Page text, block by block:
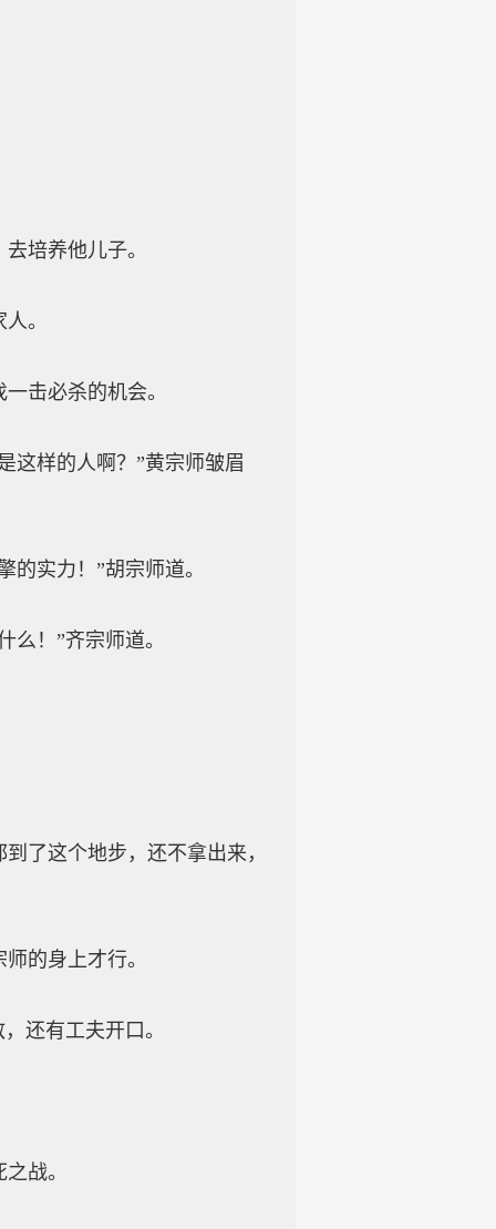
培养他儿子。
。
击必杀的机会。
样的人啊？”黄宗师皱眉
实力！”胡宗师道。
！”齐宗师道。
这个地步，还不拿出来，
的身上才行。
还有工夫开口。
战。